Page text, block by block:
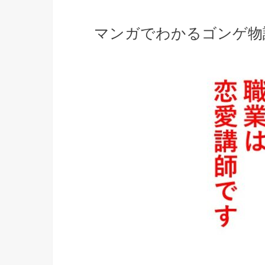
マンガでわかるゴンゲ